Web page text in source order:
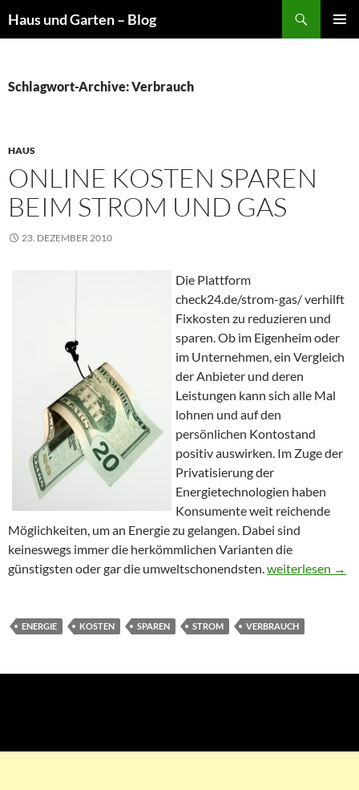
Haus und Garten – Blog
Schlagwort-Archive: Verbrauch
HAUS
ONLINE KOSTEN SPAREN
BEIM STROM UND GAS
23. DEZEMBER 2010
Die Plattform
check24.de/strom-gas/ verhilft
Fixkosten zu reduzieren und
sparen. Ob im Eigenheim oder
im Unternehmen, ein Vergleich
der Anbieter und deren
Leistungen kann sich alle Mal
lohnen und auf den
persönlichen Kontostand
positiv auswirken. Im Zuge der
Privatisierung der
Energietechnologien haben
Konsumente weit reichende
Möglichkeiten, um an Energie zu gelangen. Dabei sind
keineswegs immer die herkömmlichen Varianten die
günstigsten oder gar die umweltschonendsten.Online Kosten
weiterlesen →
ENERGIE KOSTEN SPAREN STROM VERBRAUCH